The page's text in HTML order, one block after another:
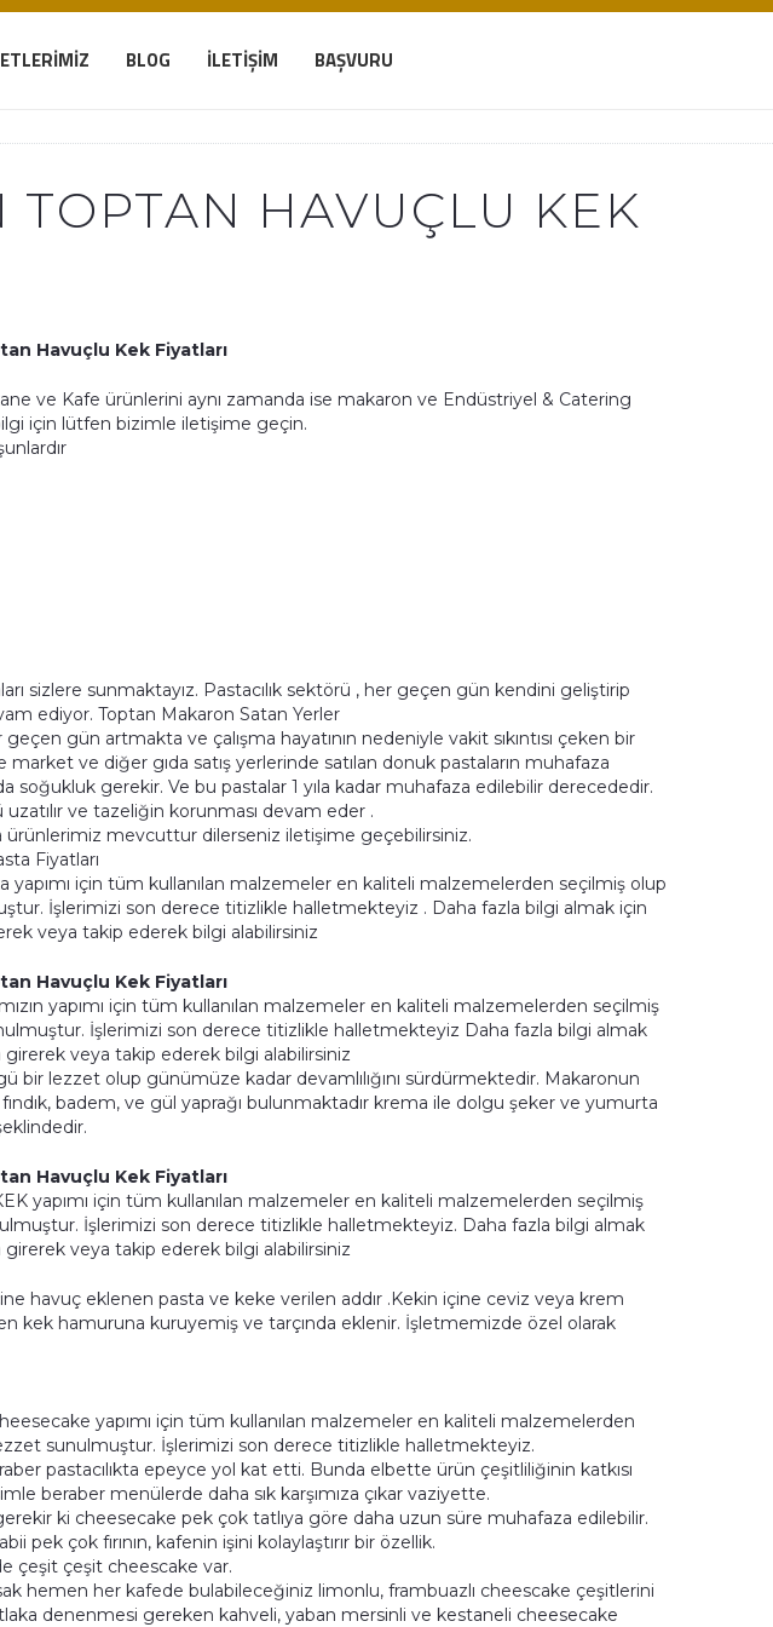
BLOG İLETIŞIM BAŞVURU
TOPTAN HAVUÇLU KEK
Havuçlu Kek Fiyatları
ve Kafe ürünlerini aynı zamanda ise makaron ve Endüstriyel & Catering
için lütfen bizimle iletişime geçin.
sizlere sunmaktayız. Pastacılık sektörü , her geçen gün kendini geliştirip
ediyor. Toptan Makaron Satan Yerler
gün artmakta ve çalışma hayatının nedeniyle vakit sıkıntısı çeken bir
ve diğer gıda satış yerlerinde satılan donuk pastaların muhafaza
soğukluk gerekir. Ve bu pastalar 1 yıla kadar muhafaza edilebilir derecededir.
ve tazeliğin korunması devam eder .
mevcuttur dilerseniz iletişime geçebilirsiniz.
Fiyatları
yapımı için tüm kullanılan malzemeler en kaliteli malzemelerden seçilmiş olup
İşlerimizi son derece titizlikle halletmekteyiz . Daha fazla bilgi almak için
veya takip ederek bilgi alabilirsiniz
Havuçlu Kek Fiyatları
yapımı için tüm kullanılan malzemeler en kaliteli malzemelerden seçilmiş
İşlerimizi son derece titizlikle halletmekteyiz Daha fazla bilgi almak
girerek veya takip ederek bilgi alabilirsiniz
bir lezzet olup günümüze kadar devamlılığını sürdürmektedir. Makaronun
fındık, badem, ve gül yaprağı bulunmaktadır krema ile dolgu şeker ve yumurta
Havuçlu Kek Fiyatları
yapımı için tüm kullanılan malzemeler en kaliteli malzemelerden seçilmiş
İşlerimizi son derece titizlikle halletmekteyiz. Daha fazla bilgi almak
girerek veya takip ederek bilgi alabilirsiniz
havuç eklenen pasta ve keke verilen addır .Kekin içine ceviz veya krem
kek hamuruna kuruyemiş ve tarçında eklenir. İşletmemizde özel olarak
yapımı için tüm kullanılan malzemeler en kaliteli malzemelerden
sunulmuştur. İşlerimizi son derece titizlikle halletmekteyiz.
pastacılıkta epeyce yol kat etti. Bunda elbette ürün çeşitliliğinin katkısı
beraber menülerde daha sık karşımıza çıkar vaziyette.
ki cheesecake pek çok tatlıya göre daha uzun süre muhafaza edilebilir.
pek çok fırının, kafenin işini kolaylaştırır bir özellik.
çeşit çeşit cheescake var.
hemen her kafede bulabileceğiniz limonlu, frambuazlı cheescake çeşitlerini
denenmesi gereken kahveli, yaban mersinli ve kestaneli cheesecake